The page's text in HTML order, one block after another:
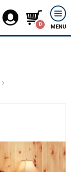
0 MENU